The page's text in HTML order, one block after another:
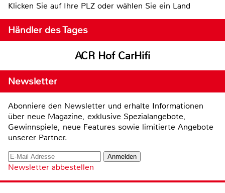
Klicken Sie auf Ihre PLZ oder wählen Sie ein Land
Händler des Tages
ACR Hof CarHifi
Newsletter
Abonniere den Newsletter und erhalte Informationen
über neue Magazine, exklusive Spezialangebote,
Gewinnspiele, neue Features sowie limitierte Angebote
unserer Partner.
Newsletter abbestellen